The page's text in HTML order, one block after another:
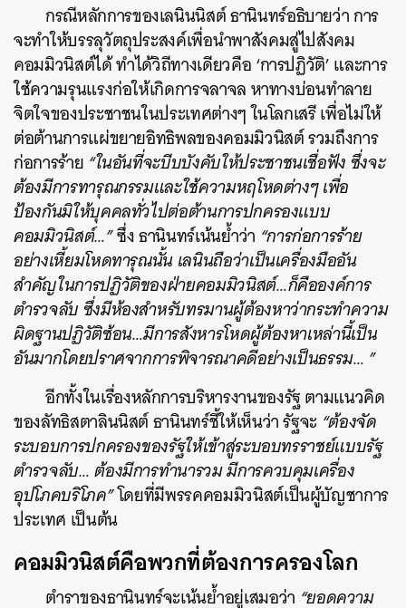
กรณีหลักการของเลนินนิสต์ ธานินทร์อธิบายว่า การ
จะทำให้บรรลุวัตถุประสงค์เพื่อนำพาสังคมสู่ไปสังคม
คอมมิวนิสต์ได้ ทำได้วิถีทางเดียวคือ ‘การปฏิวัติ’ และการ
ใช้ความรุนแรงก่อให้เกิดการจลาจล หาทางบ่อนทำลาย
จิตใจของประชาชนในประเทศต่างๆ ในโลกเสรี เพื่อไม่ให้
ต่อต้านการแผ่ขยายอิทธิพลของคอมมิวนิสต์ รวมถึงการ
ก่อการร้าย “ในอันที่จะบีบบังคับให้ประชาชนเชื่อฟัง ซึ่งจะ
ต้องมีการทารุณกรรมและใช้ความหฤโหดต่างๆ เพื่อ
ป้องกันมิให้บุคคลทั่วไปต่อต้านการปกครองแบบ
คอมมิวนิสต์…”ซึ่ง ธานินทร์เน้นย้ำว่า “การก่อการร้าย
อย่างเหี้ยมโหดทารุณนั้น เลนินถือว่าเป็นเครื่องมืออัน
สำคัญในการปฏิวัติของฝ่ายคอมมิวนิสต์…ก็คือองค์การ
ตำรวจลับ ซึ่งมีห้องสำหรับทรมานผู้ต้องหาว่ากระทำความ
ผิดฐานปฏิวัติซ้อน…มีการสังหารโหดผู้ต้องหาเหล่านี้เป็น
อันมากโดยปราศจากการพิจารณาคดีอย่างเป็นธรรม… ”
อีกทั้งในเรื่องหลักการบริหารงานของรัฐ ตามแนวคิด
ของลัทธิสตาลินนิสต์ ธานินทร์ชี้ให้เห็นว่า รัฐจะ “ต้องจัด
ระบอบการปกครองของรัฐให้เข้าสู่ระบอบทรราชย์แบบรัฐ
ตำรวจลับ… ต้องมีการทำนารวม มีการควบคุมเครื่อง
อุปโภคบริโภค”โดยที่มีพรรคคอมมิวนิสต์เป็นผู้บัญชาการ
ประเทศ เป็นต้น
คอมมิวนิสต์คือพวกที่ต้องการครองโลก
ตำราของธานินทร์จะเน้นย้ำอยู่เสมอว่า “ยอดความ